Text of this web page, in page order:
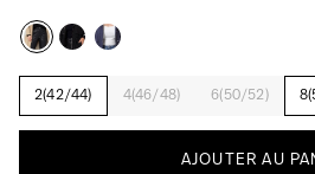
La création avec audace et passion
2(42/44) 4(46/48) 6(50/52)
AJOUTER AU